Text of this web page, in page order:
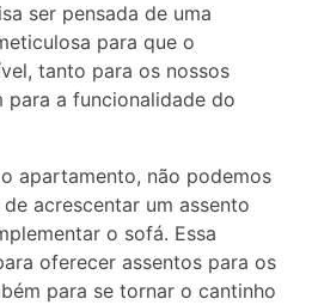
ser pensada de uma
para que o
tanto para os nossos
para a funcionalidade do
apartamento, não podemos
acrescentar um assento
o sofá. Essa
oferecer assentos para os
para se tornar o cantinho